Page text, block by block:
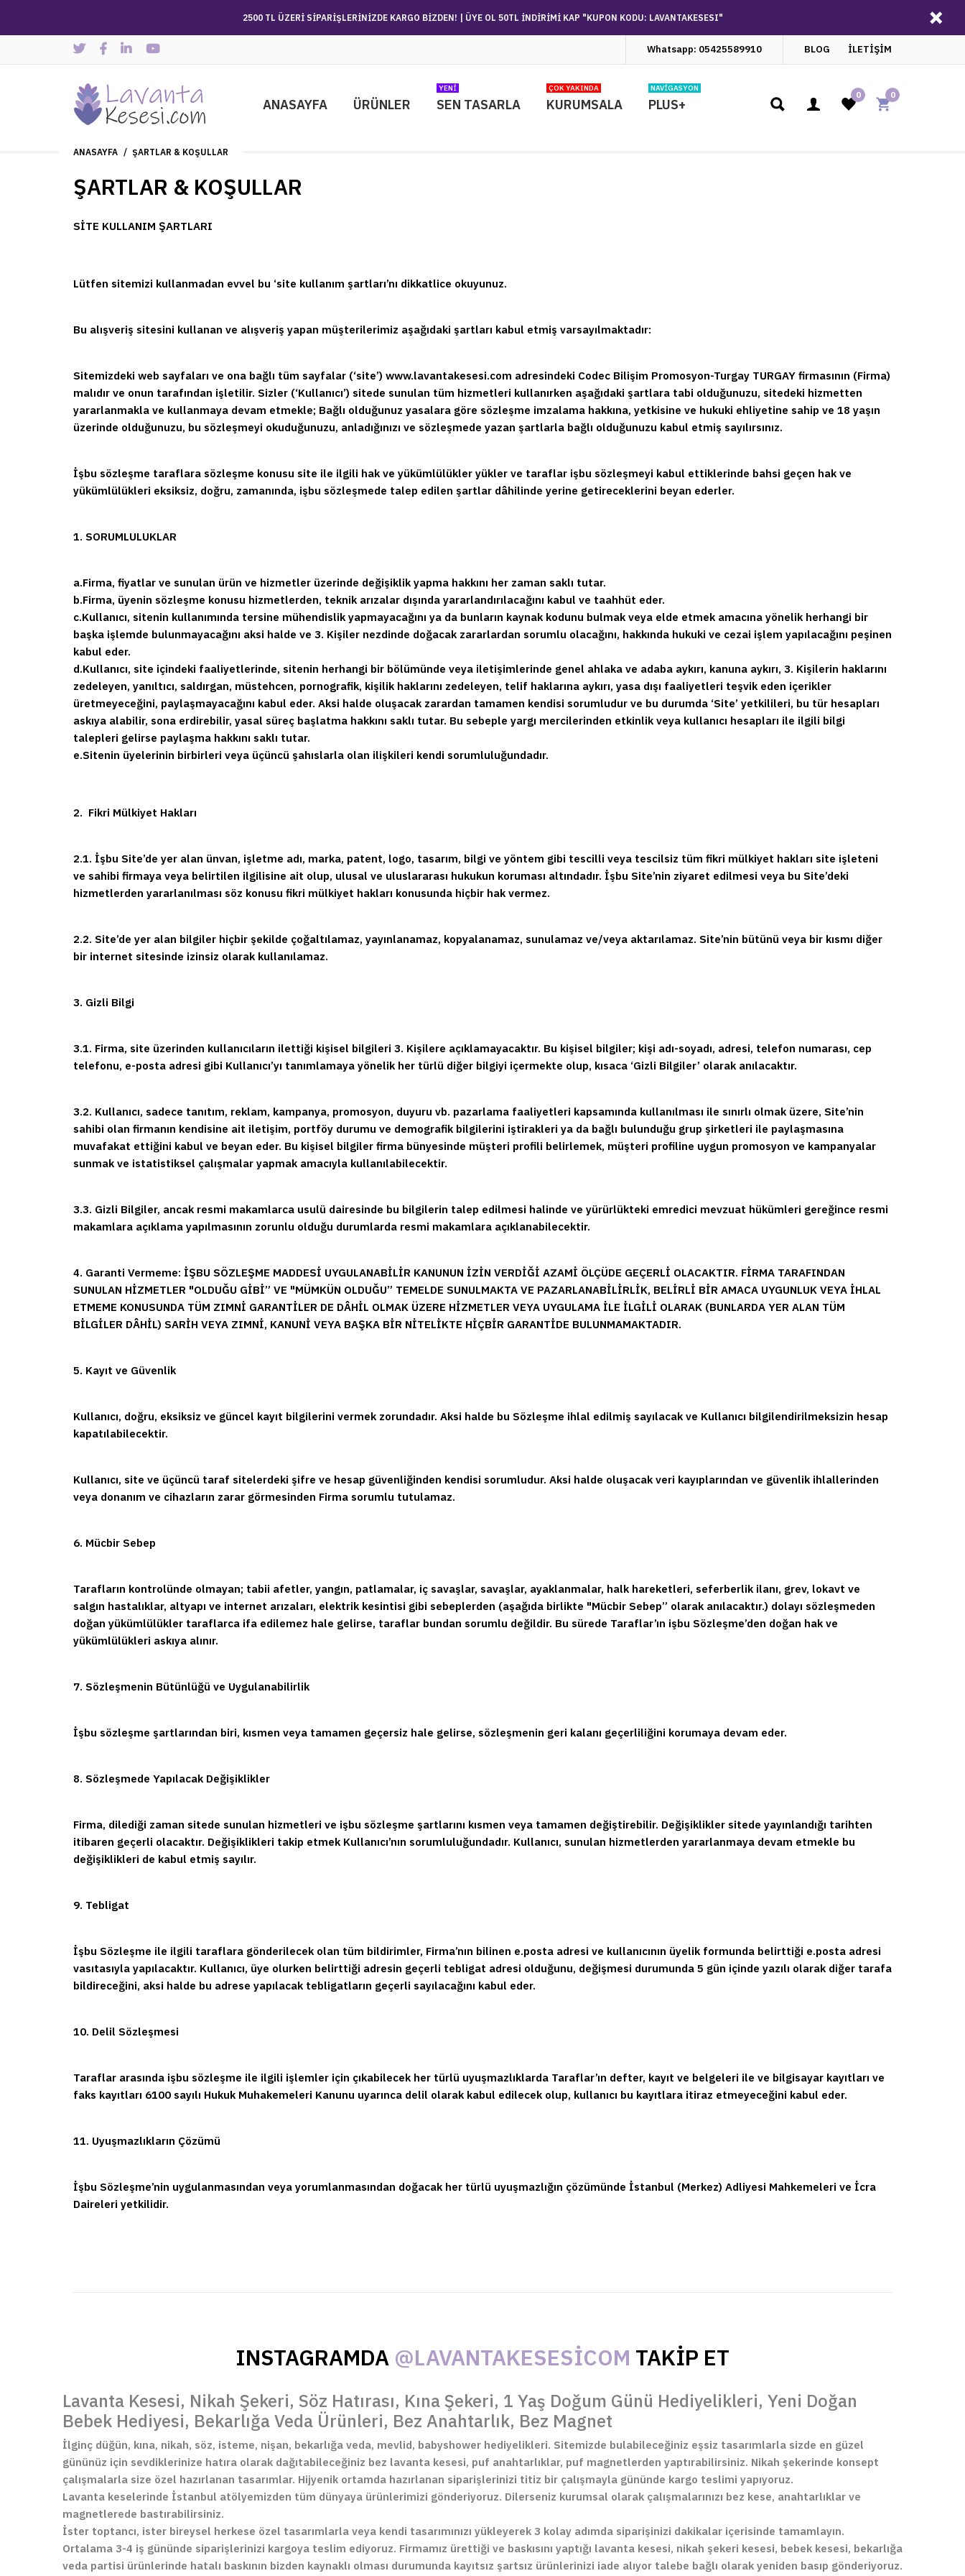
2500 TL ÜZERİ SİPARİŞLERİNİZDE KARGO BİZDEN! | ÜYE OL 50TL İNDİRİMİ KAP "KUPON KODU: LAVANTAKESESI"
Whatsapp: 05425589910 BLOG İLETİŞİM
ANASAYFA ÜRÜNLER SEN TASARLA
YENI
KURUMSALA
ÇOK YAKINDA
PLUS+
NAVIGASYON
0 0
ANASAYFA ŞARTLAR & KOŞULLAR
ŞARTLAR & KOŞULLAR
SİTE KULLANIM ŞARTLARI
Lütfen sitemizi kullanmadan evvel bu ‘site kullanım şartları’nı dikkatlice okuyunuz.
Bu alışveriş sitesini kullanan ve alışveriş yapan müşterilerimiz aşağıdaki şartları kabul etmiş varsayılmaktadır:
Sitemizdeki web sayfaları ve ona bağlı tüm sayfalar (‘site’) www.lavantakesesi.com adresindeki Codec Bilişim Promosyon-Turgay TURGAY firmasının (Firma)
malıdır ve onun tarafından işletilir. Sizler (‘Kullanıcı’) sitede sunulan tüm hizmetleri kullanırken aşağıdaki şartlara tabi olduğunuzu, sitedeki hizmetten
yararlanmakla ve kullanmaya devam etmekle; Bağlı olduğunuz yasalara göre sözleşme imzalama hakkına, yetkisine ve hukuki ehliyetine sahip ve 18 yaşın
üzerinde olduğunuzu, bu sözleşmeyi okuduğunuzu, anladığınızı ve sözleşmede yazan şartlarla bağlı olduğunuzu kabul etmiş sayılırsınız.
İşbu sözleşme taraflara sözleşme konusu site ile ilgili hak ve yükümlülükler yükler ve taraflar işbu sözleşmeyi kabul ettiklerinde bahsi geçen hak ve
yükümlülükleri eksiksiz, doğru, zamanında, işbu sözleşmede talep edilen şartlar dâhilinde yerine getireceklerini beyan ederler.
1. SORUMLULUKLAR
a.Firma, fiyatlar ve sunulan ürün ve hizmetler üzerinde değişiklik yapma hakkını her zaman saklı tutar.
b.Firma, üyenin sözleşme konusu hizmetlerden, teknik arızalar dışında yararlandırılacağını kabul ve taahhüt eder.
c.Kullanıcı, sitenin kullanımında tersine mühendislik yapmayacağını ya da bunların kaynak kodunu bulmak veya elde etmek amacına yönelik herhangi bir
başka işlemde bulunmayacağını aksi halde ve 3. Kişiler nezdinde doğacak zararlardan sorumlu olacağını, hakkında hukuki ve cezai işlem yapılacağını peşinen
kabul eder.
d.Kullanıcı, site içindeki faaliyetlerinde, sitenin herhangi bir bölümünde veya iletişimlerinde genel ahlaka ve adaba aykırı, kanuna aykırı, 3. Kişilerin haklarını
zedeleyen, yanıltıcı, saldırgan, müstehcen, pornografik, kişilik haklarını zedeleyen, telif haklarına aykırı, yasa dışı faaliyetleri teşvik eden içerikler
üretmeyeceğini, paylaşmayacağını kabul eder. Aksi halde oluşacak zarardan tamamen kendisi sorumludur ve bu durumda ‘Site’ yetkilileri, bu tür hesapları
askıya alabilir, sona erdirebilir, yasal süreç başlatma hakkını saklı tutar. Bu sebeple yargı mercilerinden etkinlik veya kullanıcı hesapları ile ilgili bilgi
talepleri gelirse paylaşma hakkını saklı tutar.
e.Sitenin üyelerinin birbirleri veya üçüncü şahıslarla olan ilişkileri kendi sorumluluğundadır.
2. Fikri Mülkiyet Hakları
2.1. İşbu Site’de yer alan ünvan, işletme adı, marka, patent, logo, tasarım, bilgi ve yöntem gibi tescilli veya tescilsiz tüm fikri mülkiyet hakları site işleteni
ve sahibi firmaya veya belirtilen ilgilisine ait olup, ulusal ve uluslararası hukukun koruması altındadır. İşbu Site’nin ziyaret edilmesi veya bu Site’deki
hizmetlerden yararlanılması söz konusu fikri mülkiyet hakları konusunda hiçbir hak vermez.
2.2. Site’de yer alan bilgiler hiçbir şekilde çoğaltılamaz, yayınlanamaz, kopyalanamaz, sunulamaz ve/veya aktarılamaz. Site’nin bütünü veya bir kısmı diğer
bir internet sitesinde izinsiz olarak kullanılamaz.
3. Gizli Bilgi
3.1. Firma, site üzerinden kullanıcıların ilettiği kişisel bilgileri 3. Kişilere açıklamayacaktır. Bu kişisel bilgiler; kişi adı-soyadı, adresi, telefon numarası, cep
telefonu, e-posta adresi gibi Kullanıcı’yı tanımlamaya yönelik her türlü diğer bilgiyi içermekte olup, kısaca ‘Gizli Bilgiler’ olarak anılacaktır.
3.2. Kullanıcı, sadece tanıtım, reklam, kampanya, promosyon, duyuru vb. pazarlama faaliyetleri kapsamında kullanılması ile sınırlı olmak üzere, Site’nin
sahibi olan firmanın kendisine ait iletişim, portföy durumu ve demografik bilgilerini iştirakleri ya da bağlı bulunduğu grup şirketleri ile paylaşmasına
muvafakat ettiğini kabul ve beyan eder. Bu kişisel bilgiler firma bünyesinde müşteri profili belirlemek, müşteri profiline uygun promosyon ve kampanyalar
sunmak ve istatistiksel çalışmalar yapmak amacıyla kullanılabilecektir.
3.3. Gizli Bilgiler, ancak resmi makamlarca usulü dairesinde bu bilgilerin talep edilmesi halinde ve yürürlükteki emredici mevzuat hükümleri gereğince resmi
makamlara açıklama yapılmasının zorunlu olduğu durumlarda resmi makamlara açıklanabilecektir.
4. Garanti Vermeme: İŞBU SÖZLEŞME MADDESİ UYGULANABİLİR KANUNUN İZİN VERDİĞİ AZAMİ ÖLÇÜDE GEÇERLİ OLACAKTIR. FİRMA TARAFINDAN
SUNULAN HİZMETLER "OLDUĞU GİBİ” VE "MÜMKÜN OLDUĞU” TEMELDE SUNULMAKTA VE PAZARLANABİLİRLİK, BELİRLİ BİR AMACA UYGUNLUK VEYA İHLAL
ETMEME KONUSUNDA TÜM ZIMNİ GARANTİLER DE DÂHİL OLMAK ÜZERE HİZMETLER VEYA UYGULAMA İLE İLGİLİ OLARAK (BUNLARDA YER ALAN TÜM
BİLGİLER DÂHİL) SARİH VEYA ZIMNİ, KANUNİ VEYA BAŞKA BİR NİTELİKTE HİÇBİR GARANTİDE BULUNMAMAKTADIR.
5. Kayıt ve Güvenlik
Kullanıcı, doğru, eksiksiz ve güncel kayıt bilgilerini vermek zorundadır. Aksi halde bu Sözleşme ihlal edilmiş sayılacak ve Kullanıcı bilgilendirilmeksizin hesap
kapatılabilecektir.
Kullanıcı, site ve üçüncü taraf sitelerdeki şifre ve hesap güvenliğinden kendisi sorumludur. Aksi halde oluşacak veri kayıplarından ve güvenlik ihlallerinden
veya donanım ve cihazların zarar görmesinden Firma sorumlu tutulamaz.
6. Mücbir Sebep
Tarafların kontrolünde olmayan; tabii afetler, yangın, patlamalar, iç savaşlar, savaşlar, ayaklanmalar, halk hareketleri, seferberlik ilanı, grev, lokavt ve
salgın hastalıklar, altyapı ve internet arızaları, elektrik kesintisi gibi sebeplerden (aşağıda birlikte "Mücbir Sebep” olarak anılacaktır.) dolayı sözleşmeden
doğan yükümlülükler taraflarca ifa edilemez hale gelirse, taraflar bundan sorumlu değildir. Bu sürede Taraflar’ın işbu Sözleşme’den doğan hak ve
yükümlülükleri askıya alınır.
7. Sözleşmenin Bütünlüğü ve Uygulanabilirlik
İşbu sözleşme şartlarından biri, kısmen veya tamamen geçersiz hale gelirse, sözleşmenin geri kalanı geçerliliğini korumaya devam eder.
8. Sözleşmede Yapılacak Değişiklikler
Firma, dilediği zaman sitede sunulan hizmetleri ve işbu sözleşme şartlarını kısmen veya tamamen değiştirebilir. Değişiklikler sitede yayınlandığı tarihten
itibaren geçerli olacaktır. Değişiklikleri takip etmek Kullanıcı’nın sorumluluğundadır. Kullanıcı, sunulan hizmetlerden yararlanmaya devam etmekle bu
değişiklikleri de kabul etmiş sayılır.
9. Tebligat
İşbu Sözleşme ile ilgili taraflara gönderilecek olan tüm bildirimler, Firma’nın bilinen e.posta adresi ve kullanıcının üyelik formunda belirttiği e.posta adresi
vasıtasıyla yapılacaktır. Kullanıcı, üye olurken belirttiği adresin geçerli tebligat adresi olduğunu, değişmesi durumunda 5 gün içinde yazılı olarak diğer tarafa
bildireceğini, aksi halde bu adrese yapılacak tebligatların geçerli sayılacağını kabul eder.
10. Delil Sözleşmesi
Taraflar arasında işbu sözleşme ile ilgili işlemler için çıkabilecek her türlü uyuşmazlıklarda Taraflar’ın defter, kayıt ve belgeleri ile ve bilgisayar kayıtları ve
faks kayıtları 6100 sayılı Hukuk Muhakemeleri Kanunu uyarınca delil olarak kabul edilecek olup, kullanıcı bu kayıtlara itiraz etmeyeceğini kabul eder.
11. Uyuşmazlıkların Çözümü
İşbu Sözleşme’nin uygulanmasından veya yorumlanmasından doğacak her türlü uyuşmazlığın çözümünde İstanbul (Merkez) Adliyesi Mahkemeleri ve İcra
Daireleri yetkilidir.
INSTAGRAMDA @LAVANTAKESESICOM TAKİP ET
Lavanta Kesesi, Nikah Şekeri, Söz Hatırası, Kına Şekeri, 1 Yaş Doğum Günü Hediyelikleri, Yeni Doğan
Bebek Hediyesi, Bekarlığa Veda Ürünleri, Bez Anahtarlık, Bez Magnet
İlginç düğün, kına, nikah, söz, isteme, nişan, bekarlığa veda, mevlid, babyshower hediyelikleri. Sitemizde bulabileceğiniz eşsiz tasarımlarla sizde en güzel
gününüz için sevdiklerinize hatıra olarak dağıtabileceğiniz bez lavanta kesesi, puf anahtarlıklar, puf magnetlerden yaptırabilirsiniz. Nikah şekerinde konsept
çalışmalarla size özel hazırlanan tasarımlar. Hijyenik ortamda hazırlanan siparişlerinizi titiz bir çalışmayla gününde kargo teslimi yapıyoruz.
Lavanta keselerinde İstanbul atölyemizden tüm dünyaya ürünlerimizi gönderiyoruz. Dilerseniz kurumsal olarak çalışmalarınızı bez kese, anahtarlıklar ve
magnetlerede bastırabilirsiniz.
İster toptancı, ister bireysel herkese özel tasarımlarla veya kendi tasarımınızı yükleyerek 3 kolay adımda siparişinizi dakikalar içerisinde tamamlayın.
Ortalama 3-4 iş gününde siparişlerinizi kargoya teslim ediyoruz. Firmamız ürettiği ve baskısını yaptığı lavanta kesesi, nikah şekeri kesesi, bebek kesesi, bekarlığa
veda partisi ürünlerinde hatalı baskının bizden kaynaklı olması durumunda kayıtsız şartsız ürünlerinizi iade alıyor talebe bağlı olarak yeniden basıp gönderiyoruz.